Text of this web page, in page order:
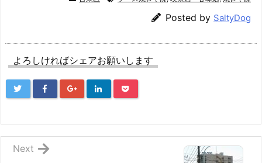
Posted by SaltyDog
よろしければシェアお願いします
Next